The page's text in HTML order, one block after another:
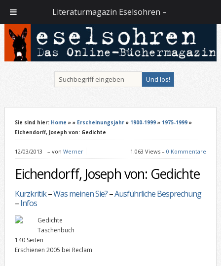
Sie sind hier: Home » » Erscheinungsjahr» 1900-1999» 1975-1999»
Eichendorff, Joseph von: Gedichte
12/03/2013 – von Werner 1.063 Views –0 Kommentare
Eichendorff, Joseph von: Gedichte
Kurzkritik–Was meinen Sie?–Ausführliche Besprechung
–Infos
Gedichte
Taschenbuch
140 Seiten
Erschienen 2005 bei Reclam
Literaturmagazin Eselsohren –